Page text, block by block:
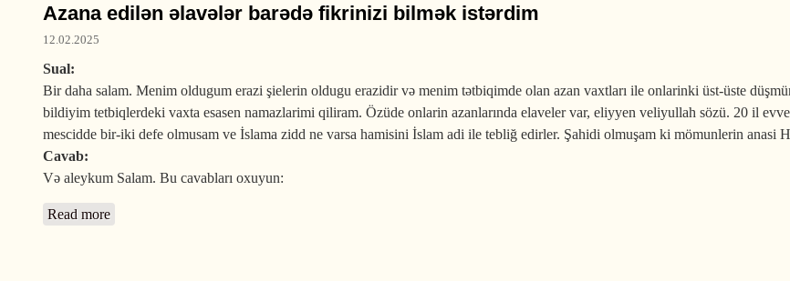
Azana edilən əlavələr barədə fikrinizi bilmək istərdim
12.02.2025
Sual:
Bir daha salam. Menim oldugum erazi şielerin oldugu erazidir və menim tətbiqimde olan azan vaxtları ile onlarinki üst-üste
bildiyim tetbiqlerdeki vaxta esasen namazlarimi qiliram. Özüde onlarin azanlarında elaveler var, eliyyen veliyullah sözü. 20 il
mescidde bir-iki defe olmusam ve İslama zidd ne varsa hamisini İslam adi ile tebliğ edirler. Şahidi olmuşam ki mömunlerin anasi
Cavab:
Və aleykum Salam. Bu cavabları oxuyun:
Read more